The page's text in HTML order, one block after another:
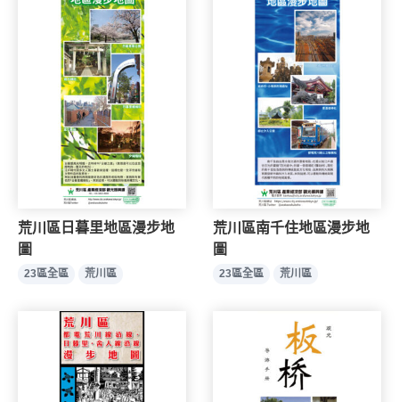
荒川區日暮里地區漫步地
圖
23區全區 荒川區
荒川區南千住地區漫步地
圖
23區全區 荒川區